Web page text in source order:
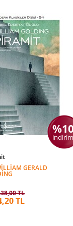
GERALD
TL
TL